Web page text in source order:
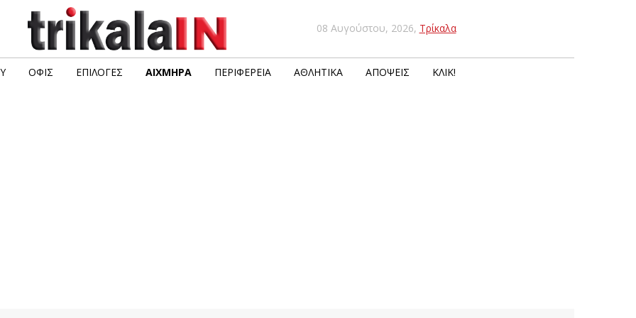
08 Αυγούστου, 2026, Τρίκαλα
ΟΦΙΣ ΕΠΙΛΟΓΈΣ ΑΙΧΜΗΡΆ ΠΕΡΙΦΈΡΕΙΑ ΑΘΛΗΤΙΚΆ ΑΠΌΨΕΙΣ ΚΛΙΚ!